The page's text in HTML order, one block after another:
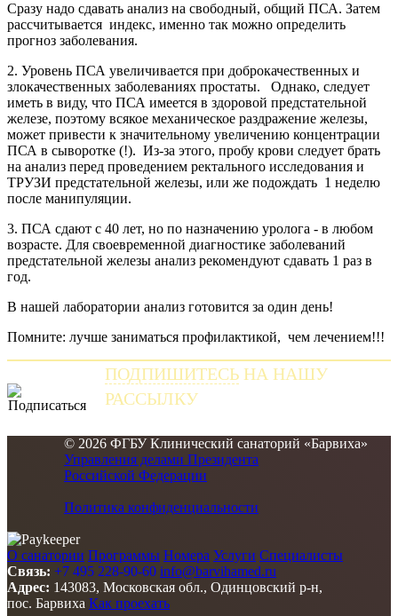
Сразу надо сдавать анализ на свободный, общий ПСА. Затем
рассчитывается индекс, именно так можно определить
прогноз заболевания.
2. Уровень ПСА увеличивается при доброкачественных и
злокачественных заболеваниях простаты. Однако, следует
иметь в виду, что ПСА имеется в здоровой предстательной
железе, поэтому всякое механическое раздражение железы,
может привести к значительному увеличению концентрации
ПСА в сыворотке (!). Из-за этого, пробу крови следует брать
на анализ перед проведением ректального исследования и
ТРУЗИ предстательной железы, или же подождать 1 неделю
после манипуляции.
3. ПСА сдают с 40 лет, но по назначению уролога - в любом
возрасте. Для своевременной диагностике заболеваний
предстательной железы анализ рекомендуют сдавать 1 раз в
год.
В нашей лаборатории анализ готовится за один день!
Помните: лучше заниматься профилактикой, чем лечением!!!
ПОДПИШИТЕСЬ НА НАШУ
РАССЫЛКУ
© 2026 ФГБУ Клинический санаторий «Барвиха»
Управления делами Президента
Российской Федерации
Политика конфиденциальности
О санатории Программы Номера Услуги Специалисты
Связь: +7 495 228-90-60 info@barvihamed.ru
Адрес: 143083, Московская обл., Одинцовский р-н,
пос. Барвиха Как проехать